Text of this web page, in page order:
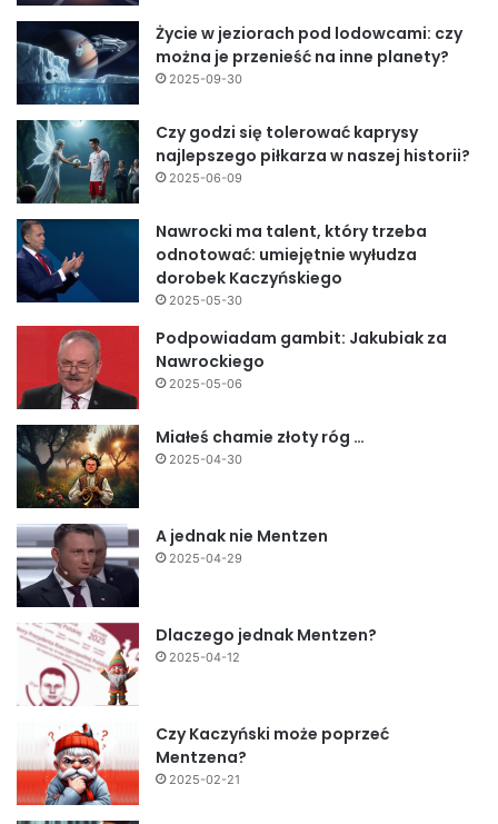
Życie w jeziorach pod lodowcami: czy
można je przenieść na inne planety?
2025-09-30
Czy godzi się tolerować kaprysy
najlepszego piłkarza w naszej historii?
2025-06-09
Nawrocki ma talent, który trzeba
odnotować: umiejętnie wyłudza
dorobek Kaczyńskiego
2025-05-30
Podpowiadam gambit: Jakubiak za
Nawrockiego
2025-05-06
Miałeś chamie złoty róg …
2025-04-30
A jednak nie Mentzen
2025-04-29
Dlaczego jednak Mentzen?
2025-04-12
Czy Kaczyński może poprzeć
Mentzena?
2025-02-21